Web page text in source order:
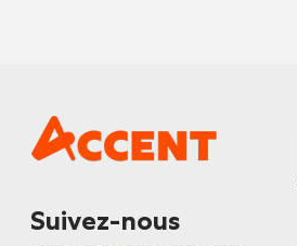
Suivez-nous